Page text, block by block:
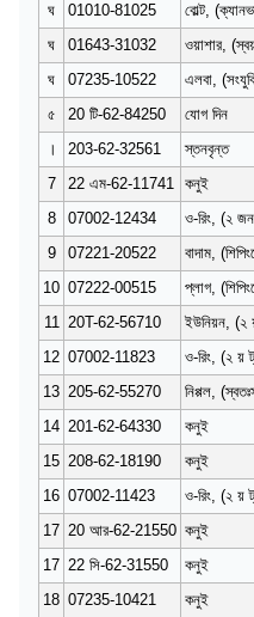
ঘ
01010-81025 বোল্ট,
ঘ
01643-31032 ওয়াশার,
ঘ
07235-10522 এলবা,
৫
20 টি-62-84250 যোগ দিন
।
203-62-32561 স্তনবৃন্ত
7
22 এম-62-11741 কনুই
8
07002-12434 ও-রিং, (২
9
07221-20522 বাদাম,
10 07222-00515 প্লাগ,
11 20T-62-56710 ইউনিয়ন, (২
12 07002-11823 ও-রিং, (২ য়
13 205-62-55270 নিপ্পল,
14 201-62-64330 কনুই
15 208-62-18190 কনুই
16 07002-11423 ও-রিং, (২ য়
17 20 আর-62-21550 কনুই
17 22 সি-62-31550 কনুই
18 07235-10421 কনুই